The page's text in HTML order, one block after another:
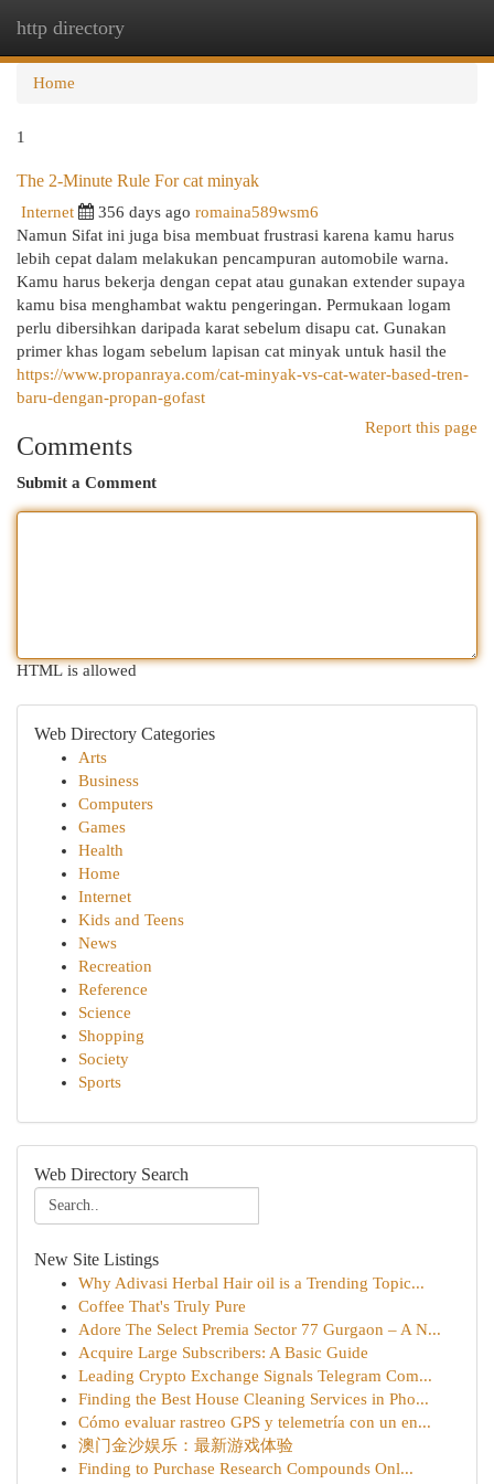
http directory
Home
1
The 2-Minute Rule For cat minyak
Internet 356 days ago romaina589wsm6
Namun Sifat ini juga bisa membuat frustrasi karena kamu harus
lebih cepat dalam melakukan pencampuran automobile warna.
Kamu harus bekerja dengan cepat atau gunakan extender supaya
kamu bisa menghambat waktu pengeringan. Permukaan logam
perlu dibersihkan daripada karat sebelum disapu cat. Gunakan
primer khas logam sebelum lapisan cat minyak untuk hasil the
https://www.propanraya.com/cat-minyak-vs-cat-water-based-tren-
baru-dengan-propan-gofast
Report this page
Comments
Submit a Comment
HTML is allowed
Web Directory Categories
Arts
Business
Computers
Games
Health
Home
Internet
Kids and Teens
News
Recreation
Reference
Science
Shopping
Society
Sports
Web Directory Search
New Site Listings
Why Adivasi Herbal Hair oil is a Trending Topic...
Coffee That's Truly Pure
Adore The Select Premia Sector 77 Gurgaon – A N...
Acquire Large Subscribers: A Basic Guide
Leading Crypto Exchange Signals Telegram Com...
Finding the Best House Cleaning Services in Pho...
Cómo evaluar rastreo GPS y telemetría con un en...
澳门金沙娱乐：最新游戏体验
Finding to Purchase Research Compounds Onl...